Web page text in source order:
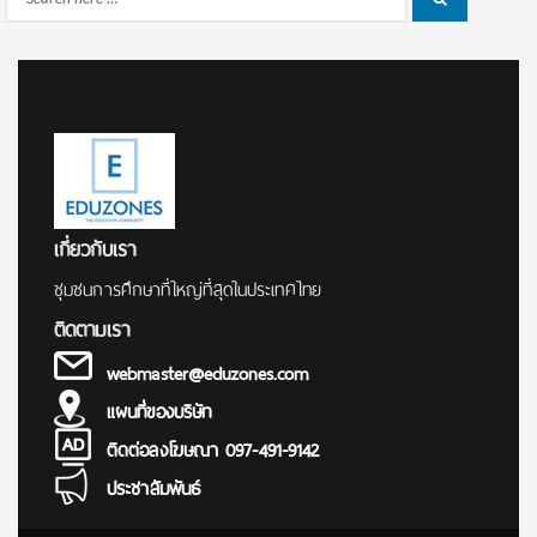
Search
เกี่ยวกับเรา
ชุมชนการศึกษาที่ใหญ่ที่สุดในประเทศไทย
ติดตามเรา
webmaster@eduzones.com
แผนที่ของบริษัท
ติดต่อลงโฆษณา 097-491-9142
ประชาสัมพันธ์